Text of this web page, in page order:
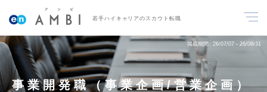
若手ハイキャリアのスカウト転職
掲載期間 26/07/07～26/08/31
事業開発職（事業企画/営業企画）